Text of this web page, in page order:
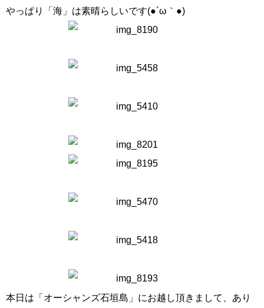
やっぱり「海」は素晴らしいです(●´ω｀●)
本日は「オーシャンズ石垣島」にお越し頂きまして、あり